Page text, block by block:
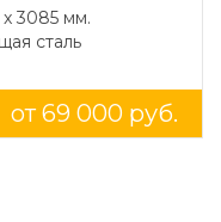
3085 мм.
сталь
от 69 000 руб.